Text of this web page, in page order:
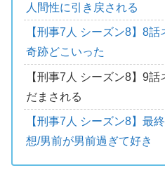
人間性に引き戻される
【刑事7人 シーズン8】8
奇跡どこいった
【刑事7人 シーズン8】9
だまされる
【刑事7人 シーズン8】最
想/男前が男前過ぎて好き